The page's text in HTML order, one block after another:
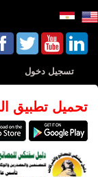
تسجيل دخول
تحميل تطبيق